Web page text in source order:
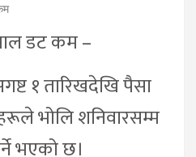
डट कम –
१ तारिखदेखि पैसा
भोलि शनिवारसम्म
भएको छ।